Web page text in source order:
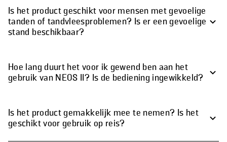
Is het product geschikt voor mensen met gevoelige
tanden of tandvleesproblemen? Is er een gevoelige
stand beschikbaar?
Hoe lang duurt het voor ik gewend ben aan het
gebruik van NEOS II? Is de bediening ingewikkeld?
Is het product gemakkelijk mee te nemen? Is het
geschikt voor gebruik op reis?